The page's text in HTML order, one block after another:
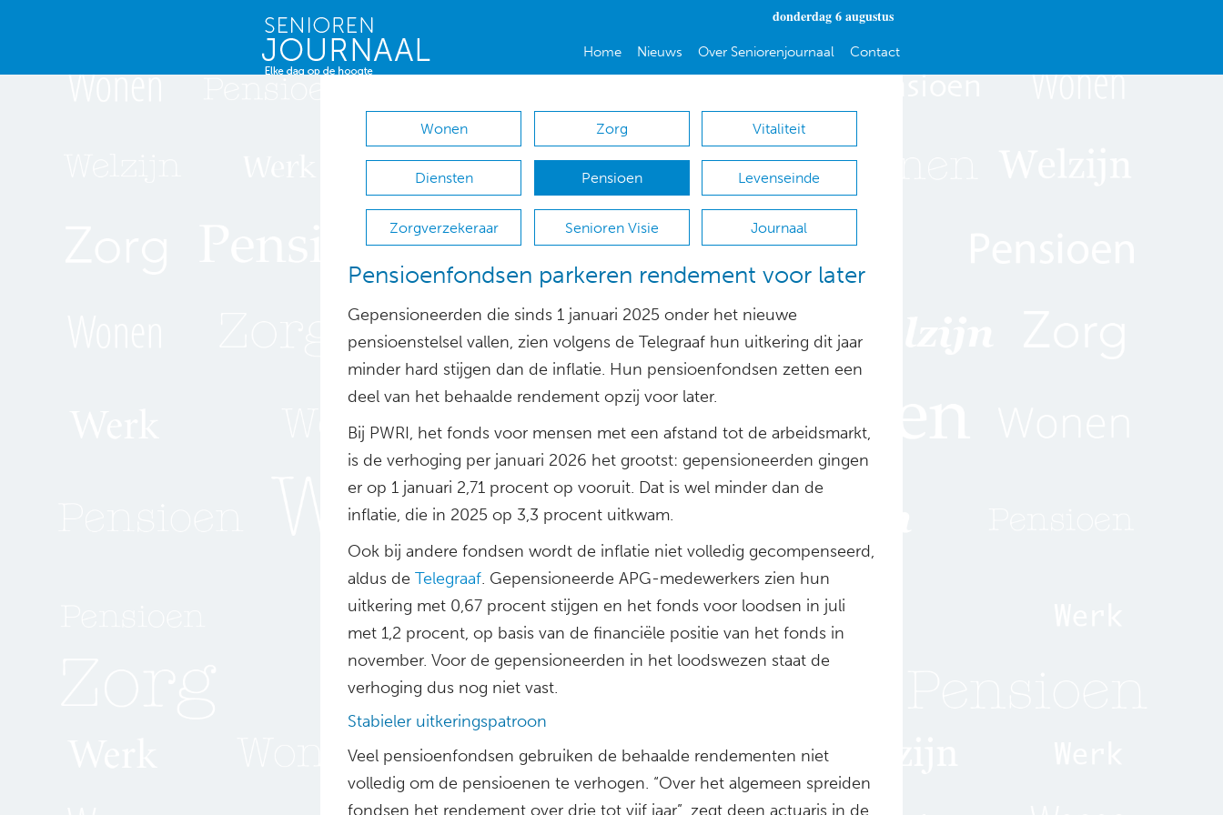
donderdag 6 augustus
Home Nieuws Over Seniorenjournaal Contact
Wonen Zorg Vitaliteit
Diensten Pensioen Levenseinde
Zorgverzekeraar Senioren Visie Journaal
Pensioenfondsen parkeren rendement voor later
Gepensioneerden die sinds 1 januari 2025 onder het nieuwe
pensioenstelsel vallen, zien volgens de Telegraaf hun uitkering dit jaar
minder hard stijgen dan de inflatie. Hun pensioenfondsen zetten een
deel van het behaalde rendement opzij voor later.
Bij PWRI, het fonds voor mensen met een afstand tot de arbeidsmarkt,
is de verhoging per januari 2026 het grootst: gepensioneerden gingen
er op 1 januari 2,71 procent op vooruit. Dat is wel minder dan de
inflatie, die in 2025 op 3,3 procent uitkwam.
Ook bij andere fondsen wordt de inflatie niet volledig gecompenseerd,
aldus de Telegraaf. Gepensioneerde APG-medewerkers zien hun
uitkering met 0,67 procent stijgen en het fonds voor loodsen in juli
met 1,2 procent, op basis van de financiële positie van het fonds in
november. Voor de gepensioneerden in het loodswezen staat de
verhoging dus nog niet vast.
Stabieler uitkeringspatroon
Veel pensioenfondsen gebruiken de behaalde rendementen niet
volledig om de pensioenen te verhogen. “Over het algemeen spreiden
fondsen het rendement over drie tot vijf jaar”, zegt deen actuaris in de